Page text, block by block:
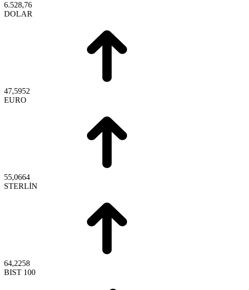
6.528,76
DOLAR
47,5952
EURO
55,0664
STERLİN
64,2258
BIST 100